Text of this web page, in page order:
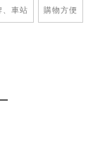
、車站 購物方便